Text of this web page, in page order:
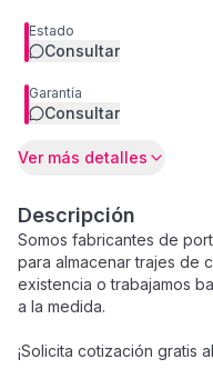
Estado
Consultar
Garantía
Consultar
Ver más detalles
Descripción
Somos fabricantes de
para almacenar trajes de
existencia o trabajamos
a la medida.
¡Solicita cotización gratis